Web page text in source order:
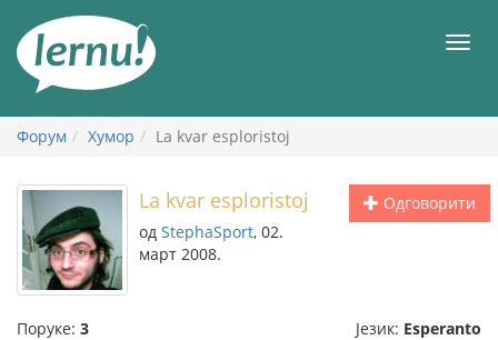
садржају
Форум Хумор La kvar esploristoj
Одговорити
La kvar esploristoj
од StephaSport, 02.
март 2008.
Поруке: 3 Језик: Esperanto